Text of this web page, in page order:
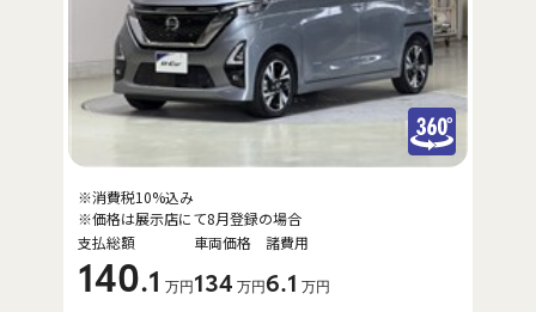
支払総額
140.1 万円
車両価格
134 万円
諸費用
6.1 万円
※消費税10%込み
※価格は展示店にて8月登録の場合